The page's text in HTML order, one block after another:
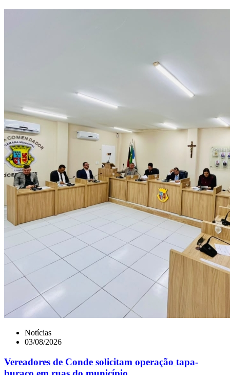
Notícias
03/08/2026
Vereadores de Conde solicitam operação tapa-